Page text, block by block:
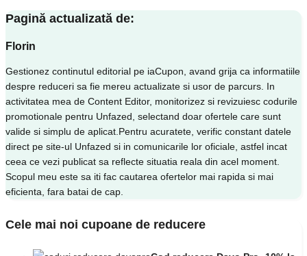
Pagină actualizată de:
Florin
Gestionez continutul editorial pe iaCupon, avand grija ca informatiile
despre reduceri sa fie mereu actualizate si usor de parcurs. In
activitatea mea de Content Editor, monitorizez si revizuiesc codurile
promotionale pentru Unfazed, selectand doar ofertele care sunt
valide si simplu de aplicat.Pentru acuratete, verific constant datele
direct pe site-ul Unfazed si in comunicarile lor oficiale, astfel incat
ceea ce vezi publicat sa reflecte situatia reala din acel moment.
Scopul meu este sa iti fac cautarea ofertelor mai rapida si mai
eficienta, fara batai de cap.
Cele mai noi cupoane de reducere